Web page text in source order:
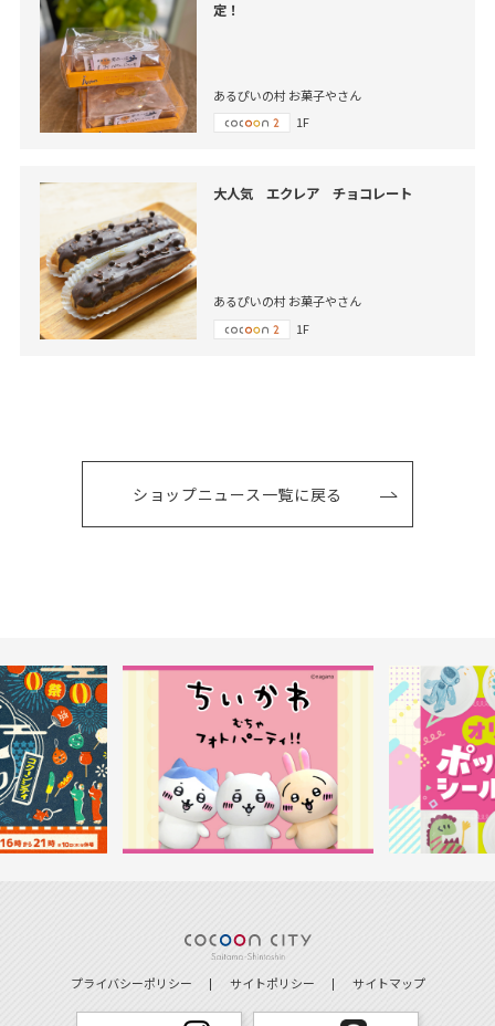
定！
あるぴいの村 お菓子やさん
1F
大人気 エクレア チョコレート
あるぴいの村 お菓子やさん
1F
ショップニュース一覧に戻る
プライバシーポリシー サイトポリシー サイトマップ